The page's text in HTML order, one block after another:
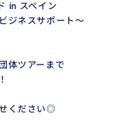
in スペイン
ジネスサポート～
体ツアーまで
ください◎